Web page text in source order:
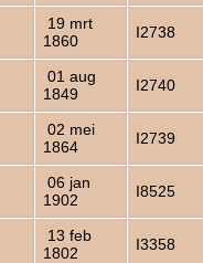
19 mrt
1860
I2738
01 aug
1849
I2740
02 mei
1864
I2739
06 jan
1902
I8525
13 feb
1802
I3358